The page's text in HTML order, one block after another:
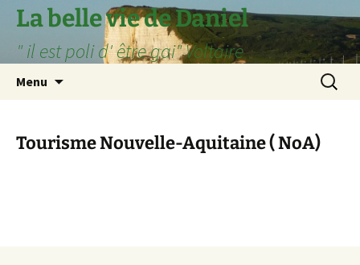
Aller
contenu
La belle vie de Daniel
" il est poli d' être gai" Voltaire
Menu
Tourisme Nouvelle-Aquitaine ( NoA)